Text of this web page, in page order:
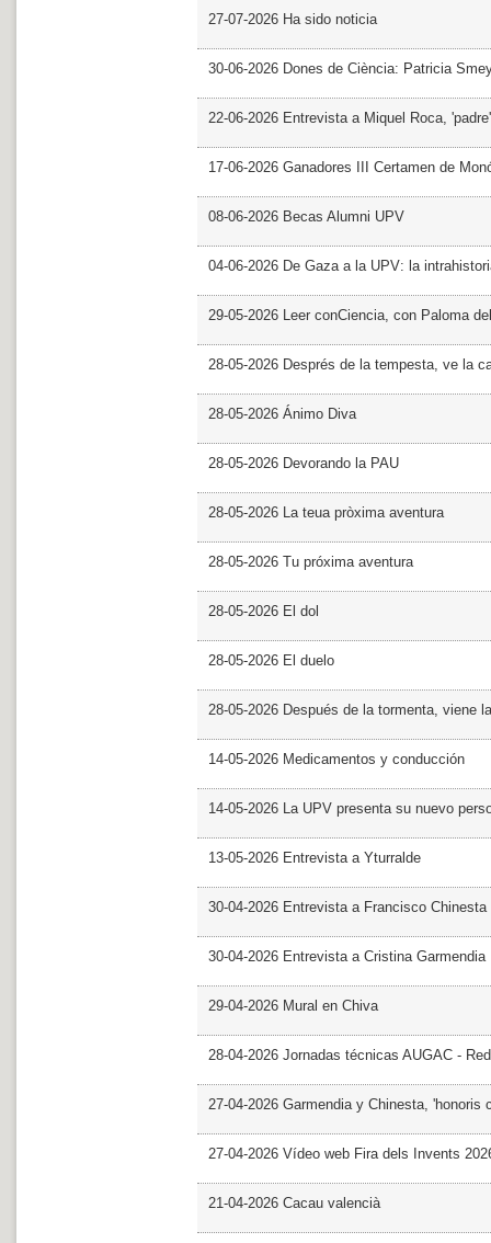
27-07-2026 Ha sido noticia
30-06-2026 Dones de Ciència: Patricia
22-06-2026 Entrevista a Miquel Roca,
17-06-2026 Ganadores III Certamen de
08-06-2026 Becas Alumni UPV
04-06-2026 De Gaza a la UPV: la
29-05-2026 Leer conCiencia, con Paloma
28-05-2026 Després de la tempesta, ve la
28-05-2026 Ánimo Diva
28-05-2026 Devorando la PAU
28-05-2026 La teua pròxima aventura
28-05-2026 Tu próxima aventura
28-05-2026 El dol
28-05-2026 El duelo
28-05-2026 Después de la tormenta, viene
14-05-2026 Medicamentos y conducción
14-05-2026 La UPV presenta su nuevo
13-05-2026 Entrevista a Yturralde
30-04-2026 Entrevista a Francisco Chinesta
30-04-2026 Entrevista a Cristina Garmendia
29-04-2026 Mural en Chiva
28-04-2026 Jornadas técnicas AUGAC -
27-04-2026 Garmendia y Chinesta, 'honoris
27-04-2026 Vídeo web Fira dels Invents
21-04-2026 Cacau valencià